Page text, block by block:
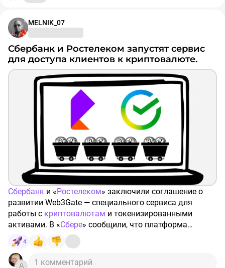
MELNIK_07
Сбербанк и Ростелеком запустят сервис
для доступа клиентов к криптовалюте.
Сбербанк и «Ростелеком» заключили соглашение о
развитии Web3Gate — специального сервиса для
работы с криптовалютам и токенизированными
активами. В «Сбере» сообщили, что платформа
предложит доступ к популярным публичным
блокчейн-сетям, включая Ethereum и Bitcoin.
4
1 комментарий